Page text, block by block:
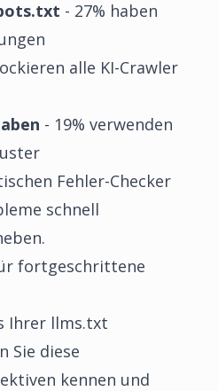
- 27% haben
alle KI-Crawler
- 19% verwenden
Fehler-Checker
schnell
fortgeschrittene
Ihrer llms.txt
Sie diese
kennen und